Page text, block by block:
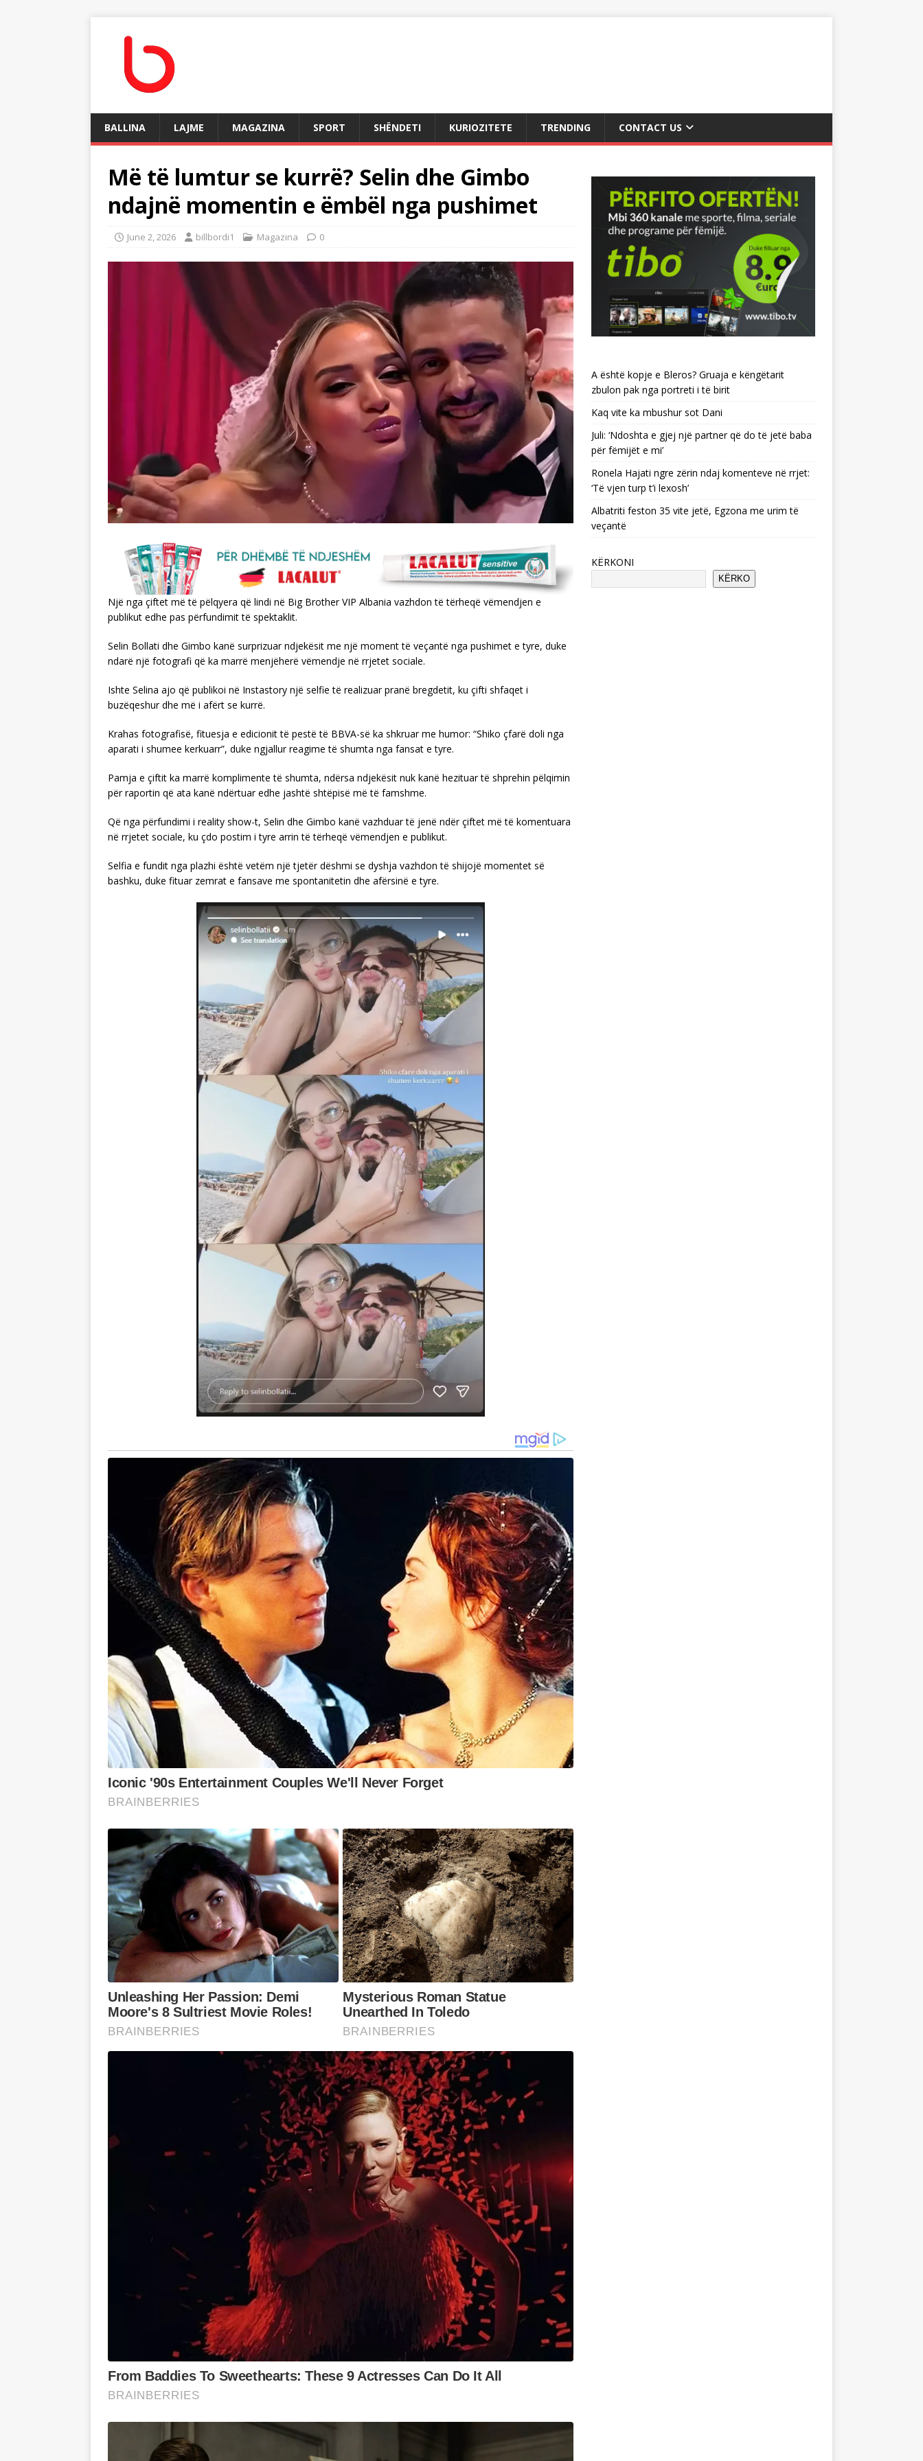
BALLINA LAJME MAGAZINA SPORT SHËNDETI KURIOZITETE TRENDING CONTACT US
Më të lumtur se kurrë? Selin dhe Gimbo
ndajnë momentin e ëmbël nga pushimet
June 2, 2026 billbordi1 Magazina 0
Një nga çiftet më të pëlqyera që lindi në Big Brother VIP Albania vazhdon të tërheqë vëmendjen e
publikut edhe pas përfundimit të spektaklit.
Selin Bollati dhe Gimbo kanë surprizuar ndjekësit me një moment të veçantë nga pushimet e tyre, duke
ndarë një fotografi që ka marrë menjëherë vëmendje në rrjetet sociale.
Ishte Selina ajo që publikoi në Instastory një selfie të realizuar pranë bregdetit, ku çifti shfaqet i
buzëqeshur dhe më i afërt se kurrë.
Krahas fotografisë, fituesja e edicionit të pestë të BBVA-së ka shkruar me humor: “Shiko çfarë doli nga
aparati i shumee kerkuarr”, duke ngjallur reagime të shumta nga fansat e tyre.
Pamja e çiftit ka marrë komplimente të shumta, ndërsa ndjekësit nuk kanë hezituar të shprehin pëlqimin
për raportin që ata kanë ndërtuar edhe jashtë shtëpisë më të famshme.
Që nga përfundimi i reality show-t, Selin dhe Gimbo kanë vazhduar të jenë ndër çiftet më të komentuara
në rrjetet sociale, ku çdo postim i tyre arrin të tërheqë vëmendjen e publikut.
Selfia e fundit nga plazhi është vetëm një tjetër dëshmi se dyshja vazhdon të shijojë momentet së
bashku, duke fituar zemrat e fansave me spontanitetin dhe afërsinë e tyre.
A është kopje e Bleros? Gruaja e këngëtarit
zbulon pak nga portreti i të birit
Kaq vite ka mbushur sot Dani
Juli: ‘Ndoshta e gjej një partner që do të jetë baba
për fëmijët e mi’
Ronela Hajati ngre zërin ndaj komenteve në rrjet:
‘Të vjen turp t’i lexosh’
Albatriti feston 35 vite jetë, Egzona me urim të
veçantë
KËRKONI
KËRKO